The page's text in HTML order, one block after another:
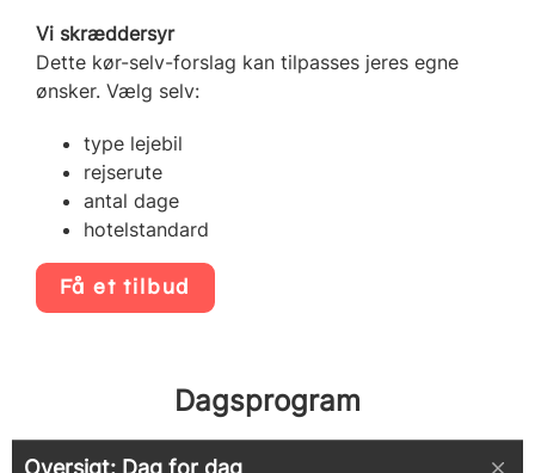
Vi skræddersyr
Dette kør-selv-forslag kan tilpasses jeres egne
ønsker. Vælg selv:
type lejebil
rejserute
antal dage
hotelstandard
Få et tilbud
Dagsprogram
Oversigt: Dag for dag